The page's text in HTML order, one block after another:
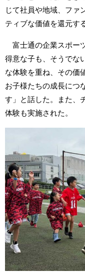
じて社員や地域、ファ
ティブな価値を還元す
富士通の企業スポー
得意な子も、そうでな
な体験を重ね、その価
お子様たちの成長につ
す」と話した。また、
体験も実施された。